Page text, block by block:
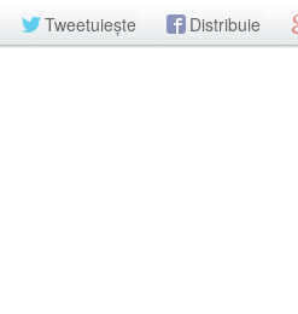
Tweetuiește Distribuie